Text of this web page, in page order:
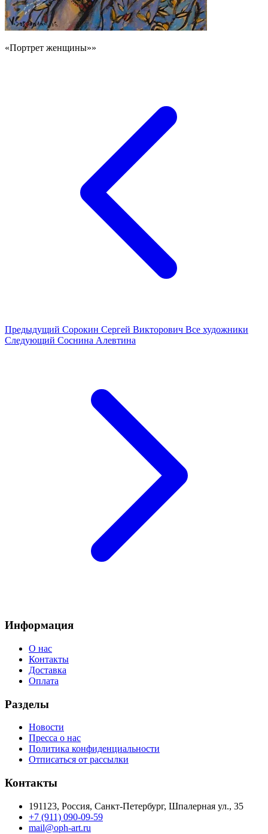
«Портрет женщины»»
Предыдущий Сорокин Сергей Викторович Все художники
Следующий Соснина Алевтина
Информация
О нас
Контакты
Доставка
Оплата
Разделы
Новости
Пресса о нас
Политика конфиденциальности
Отписаться от рассылки
Контакты
191123, Россия, Санкт-Петербург, Шпалерная ул., 35
+7 (911) 090-09-59
mail@oph-art.ru